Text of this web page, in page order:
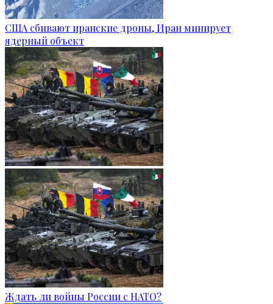
США сбивают иранские дроны, Иран минирует
ядерный объект
Ждать ли войны России с НАТО?